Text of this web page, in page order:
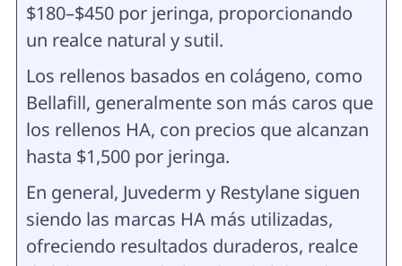
$180–$450 por jeringa, proporcionando
un realce natural y sutil.
Los rellenos basados en colágeno, como
Bellafill, generalmente son más caros que
los rellenos HA, con precios que alcanzan
hasta $1,500 por jeringa.
En general, Juvederm y Restylane siguen
siendo las marcas HA más utilizadas,
ofreciendo resultados duraderos, realce